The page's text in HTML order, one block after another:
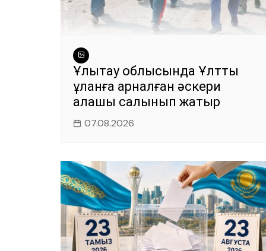
Ұлытау облысында Ұлттық
ұланға арналған әскери
қалашық салынып жатыр
07.08.2026